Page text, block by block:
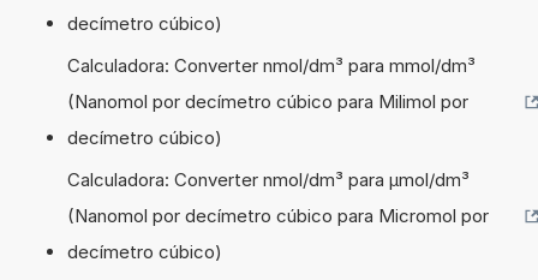
decímetro cúbico)
Calculadora: Converter nmol/dm³ para mmol/dm³
(Nanomol por decímetro cúbico para Milimol por
decímetro cúbico)
Calculadora: Converter nmol/dm³ para µmol/dm³
(Nanomol por decímetro cúbico para Micromol por
decímetro cúbico)